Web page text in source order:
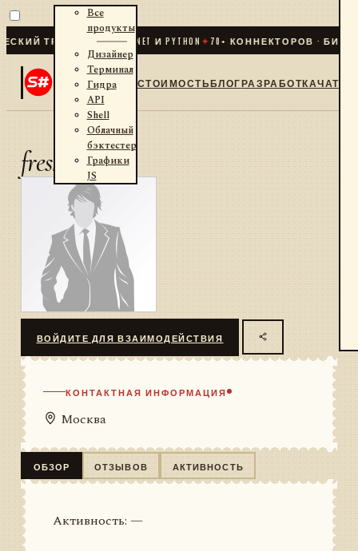
ТРЕЙДИНГ ДЛЯ .NET И PYTHON✦70+ КОННЕКТОРОВ ·
Все
продукты
Дизайнер
Терминал
Гидра
API
Shell
Облачный
бэктестер
Графики
JS
СТОИМОСТЬБЛОГРАЗРАБОТКАЧАТ
fresh
ВОЙДИТЕ ДЛЯ ВЗАИМОДЕЙСТВИЯ
КОНТАКТНАЯ ИНФОРМАЦИЯ
Москва
ОБЗОР ОТЗЫВОВ АКТИВНОСТЬ
Активность: —